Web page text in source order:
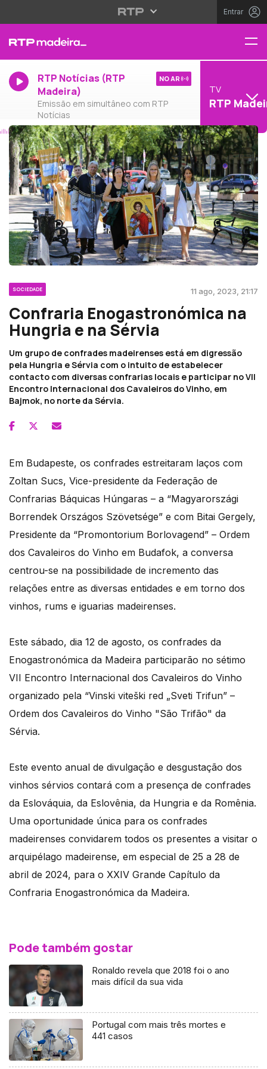
Entrar
RTP Notícias (RTP
Madeira)
Emissão em simultâneo com RTP
Notícias
NO AR
TV
RTP
SOCIEDADE 11 ago, 2023, 21:17
Confraria Enogastronómica na
Hungria e na Sérvia
Um grupo de confrades madeirenses está em digressão
pela Hungria e Sérvia com o intuito de estabelecer
contacto com diversas confrarias locais e participar no VII
Encontro Internacional dos Cavaleiros do Vinho, em
Bajmok, no norte da Sérvia.
Em Budapeste, os confrades estreitaram laços com
Zoltan Sucs, Vice-presidente da Federação de
Confrarias Báquicas Húngaras – a “Magyarországi
Borrendek Országos Szövetsége” e com Bitai Gergely,
Presidente da “Promontorium Borlovagend” – Ordem
dos Cavaleiros do Vinho em Budafok, a conversa
centrou-se na possibilidade de incremento das
relações entre as diversas entidades e em torno dos
vinhos, rums e iguarias madeirenses.
Este sábado, dia 12 de agosto, os confrades da
Enogastronómica da Madeira participarão no sétimo
VII Encontro Internacional dos Cavaleiros do Vinho
organizado pela “Vinski viteški red „Sveti Trifun” –
Ordem dos Cavaleiros do Vinho "São Trifão" da
Sérvia.
Este evento anual de divulgação e desgustação dos
vinhos sérvios contará com a presença de confrades
da Eslováquia, da Eslovênia, da Hungria e da Romênia.
Uma oportunidade única para os confrades
madeirenses convidarem todos os presentes a visitar o
arquipélago madeirense, em especial de 25 a 28 de
abril de 2024, para o XXIV Grande Capítulo da
Confraria Enogastronómica da Madeira.
Pode também gostar
Ronaldo revela que 2018 foi o ano
mais difícil da sua vida
Portugal com mais três mortes e
441 casos